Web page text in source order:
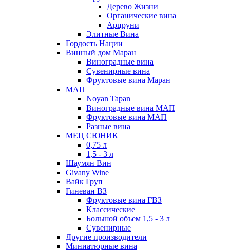
Дерево Жизни
Органические вина
Арцруни
Элитные Вина
Гордость Нации
Винный дом Маран
Виноградные вина
Сувенирные вина
Фруктовые вина Маран
МАП
Noyan Tapan
Виноградные вина МАП
Фруктовые вина МАП
Разные вина
МЕЦ СЮНИК
0,75 л
1,5 - 3 л
Шаумян Вин
Givany Wine
Вайк Груп
Гиневан ВЗ
Фруктовые вина ГВЗ
Классические
Большой объем 1,5 - 3 л
Сувенирные
Другие производители
Миниатюрные вина